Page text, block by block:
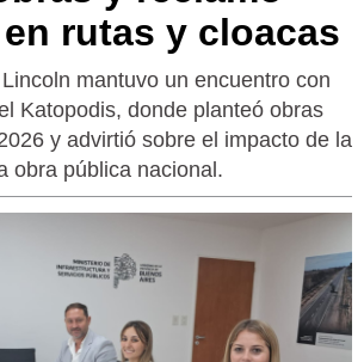
rutas y cloacas
mantuvo un encuentro con
Katopodis, donde planteó obras
y advirtió sobre el impacto de la
obra pública nacional.